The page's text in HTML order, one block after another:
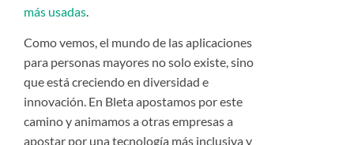
más usadas
Como vemos, el mundo de las aplicaciones
para personas mayores no solo existe, sino
que está creciendo en diversidad e
innovación. En Bleta apostamos por este
camino y animamos a otras empresas a
apostar por una tecnología más inclusiva y